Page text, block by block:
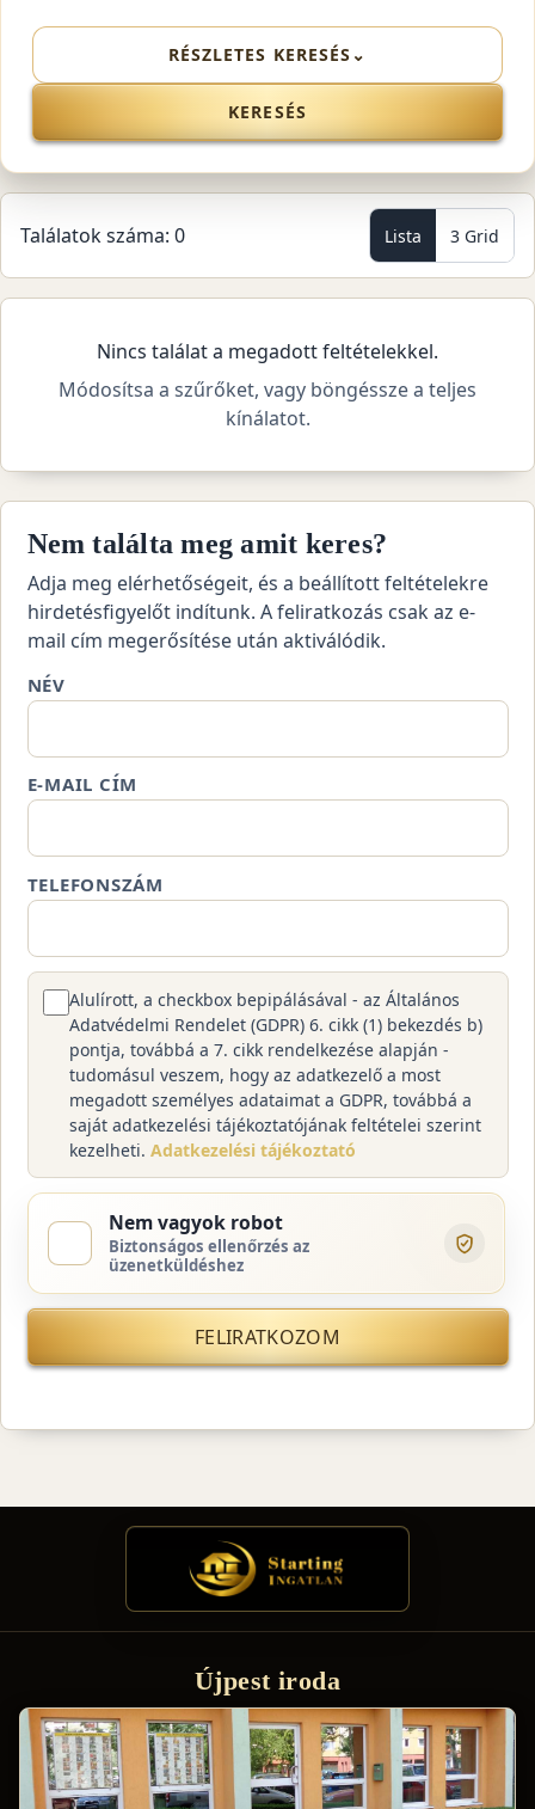
RÉSZLETES KERESÉS ⌄
KERESÉS
Találatok száma: 0 Lista 3 Grid
Nincs találat a megadott feltételekkel.
Módosítsa a szűrőket, vagy böngéssze a teljes
kínálatot.
Nem találta meg amit keres?
Adja meg elérhetőségeit, és a beállított feltételekre
hirdetésfigyelőt indítunk. A feliratkozás csak az e-
mail cím megerősítése után aktiválódik.
NÉV
E-MAIL CÍM
TELEFONSZÁM
Alulírott, a checkbox bepipálásával - az Általános
Adatvédelmi Rendelet (GDPR) 6. cikk (1) bekezdés b)
pontja, továbbá a 7. cikk rendelkezése alapján -
tudomásul veszem, hogy az adatkezelő a most
megadott személyes adataimat a GDPR, továbbá a
saját adatkezelési tájékoztatójának feltételei szerint
kezelheti. Adatkezelési tájékoztató
Nem vagyok robot
Biztonságos ellenőrzés az
üzenetküldéshez
FELIRATKOZOM
Újpest iroda